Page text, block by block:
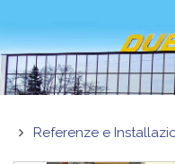
Referenze e